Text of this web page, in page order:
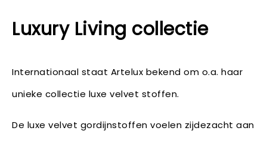
Luxury Living collectie
Internationaal staat Artelux bekend om o.a. haar
unieke collectie luxe velvet stoffen.
De luxe velvet gordijnstoffen voelen zijdezacht aan